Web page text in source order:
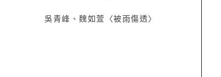
吳青峰、魏如萱〈被雨傷透〉